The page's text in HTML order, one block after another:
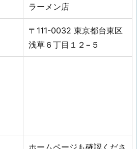
ラーメン店
〒111-0032 東京都台東区
浅草６丁目１２−５